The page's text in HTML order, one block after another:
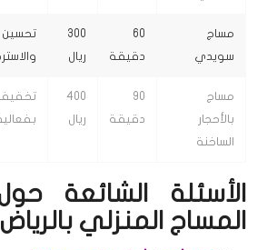
مساج
سويدي
60
دقيقة
300
ريال
تحسين
مساج
بالأحجار
الساخنة
90
دقيقة
400
ريال
الأسئلة الشائعة
المساج المنزلي بالرياض